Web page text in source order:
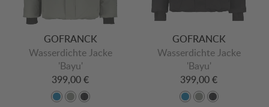
GOFRANCK
Wasserdichte Jacke
'Bayu'
399,00 €
GOFRANCK
Wasserdichte Jacke
'Bayu'
399,00 €